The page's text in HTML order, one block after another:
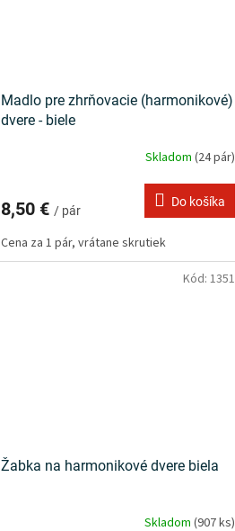
Madlo pre zhrňovacie (harmonikové)
dvere - biele
Skladom (24 pár)
8,50 € / pár
Do košíka
Cena za 1 pár, vrátane skrutiek
Žabka na harmonikové dvere biela
Skladom (907 ks)
Kód: 1351